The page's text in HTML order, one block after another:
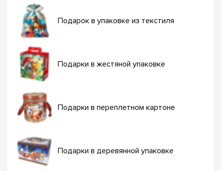
Подарок в упаковке из текстиля
Подарки в жестяной упаковке
Подарки в переплетном картоне
Подарки в деревянной упаковке